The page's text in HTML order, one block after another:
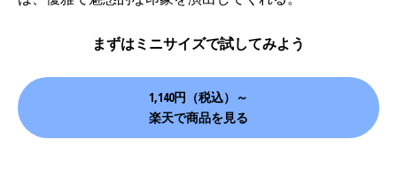
まずはミニサイズで試してみよう
1,140円（税込）～
楽天で商品を見る